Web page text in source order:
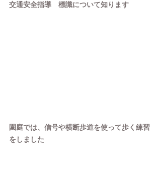
交通安全指導　標識について知ります
園庭では、信号や横断歩道を使って歩く練習
をしました